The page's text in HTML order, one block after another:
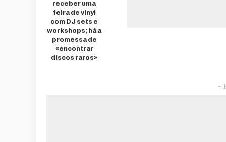
receber uma
feira de vinyl
com DJ sets e
workshops; há a
promessa de
«encontrar
discos raros»
–